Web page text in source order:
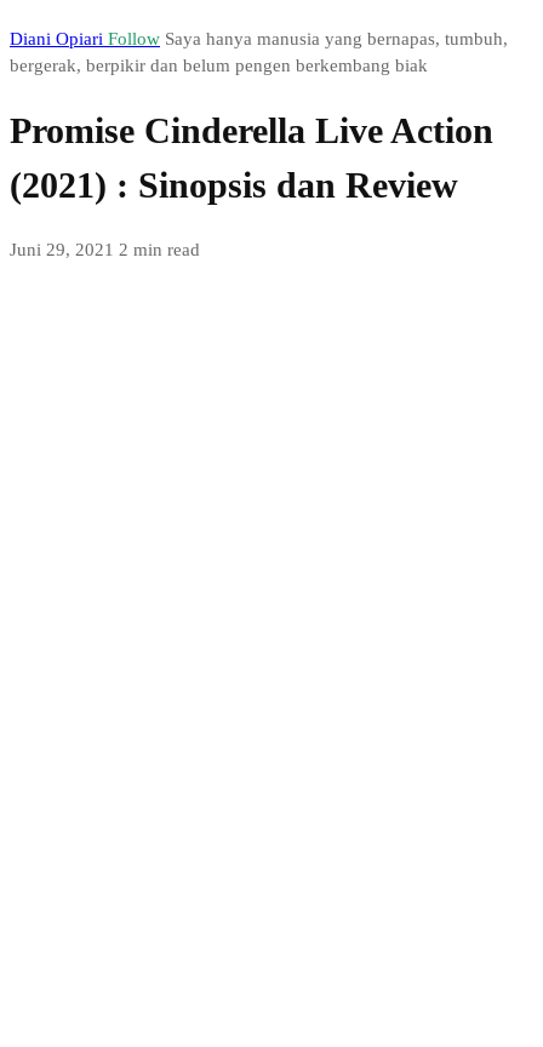
Diani Opiari Follow Saya hanya manusia yang bernapas, tumbuh,
bergerak, berpikir dan belum pengen berkembang biak
Promise Cinderella Live Action
(2021) : Sinopsis dan Review
Juni 29, 2021 2 min read